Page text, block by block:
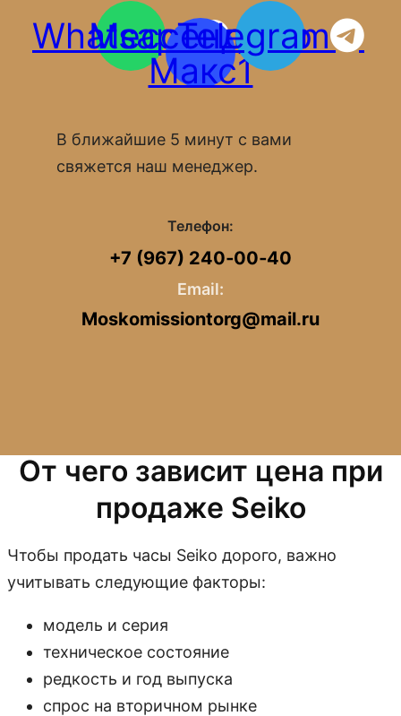
Whatsapp
Мессенджер
Макс1
Telegram
В ближайшие 5 минут с вами
свяжется наш менеджер.
Телефон:
+7 (967) 240‑00‑40
Email:
Moskomissiontorg@mail.ru
От чего зависит цена при
продаже Seiko
Чтобы продать часы Seiko дорого, важно
учитывать следующие факторы:
модель и серия
техническое состояние
редкость и год выпуска
спрос на вторичном рынке